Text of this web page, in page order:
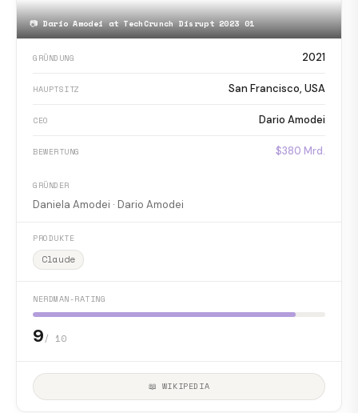
📷Dario Amodei at TechCrunch Disrupt 2023 01
GRÜNDUNG 2021
HAUPTSITZ San Francisco, USA
CEO Dario Amodei
BEWERTUNG $380 Mrd.
GRÜNDER
Daniela Amodei · Dario Amodei
PRODUKTE
Claude
NERDMAN-RATING
9/ 10
📖 WIKIPEDIA